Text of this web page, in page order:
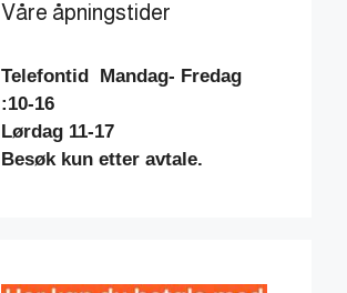
Våre åpningstider
Telefontid Mandag- Fredag
:10-16
Lørdag 11-17
Besøk kun etter avtale.